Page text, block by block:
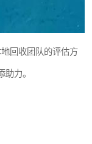
回收团队的评估方
力。